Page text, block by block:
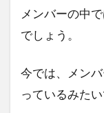
メンバーの中
でしょう。
今では、メン
っているみたい